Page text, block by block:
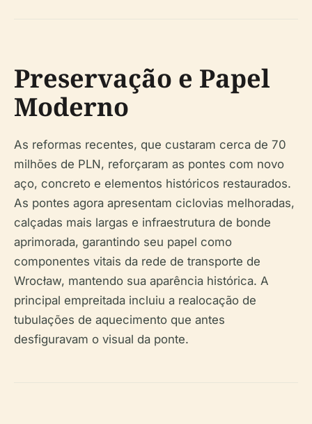
Preservação e Papel
Moderno
As reformas recentes, que custaram cerca de 70
milhões de PLN, reforçaram as pontes com novo
aço, concreto e elementos históricos restaurados.
As pontes agora apresentam ciclovias melhoradas,
calçadas mais largas e infraestrutura de bonde
aprimorada, garantindo seu papel como
componentes vitais da rede de transporte de
Wrocław, mantendo sua aparência histórica. A
principal empreitada incluiu a realocação de
tubulações de aquecimento que antes
desfiguravam o visual da ponte.